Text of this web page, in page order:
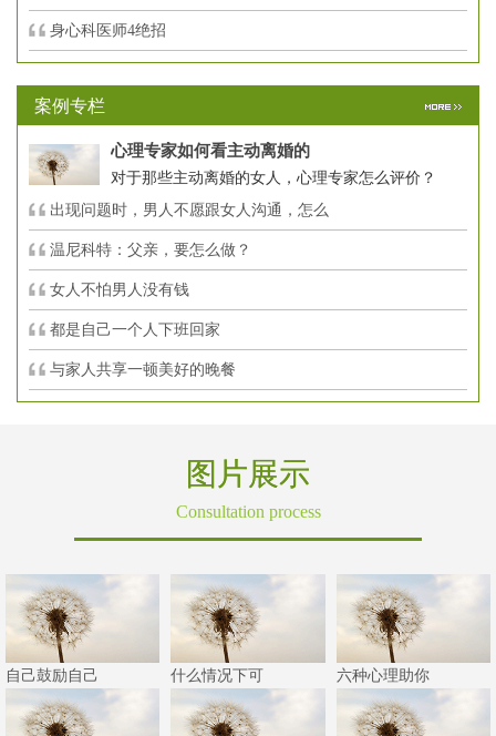
身心科医师4绝招
案例专栏
心理专家如何看主动离婚的
对于那些主动离婚的女人，心理专家怎么评价？
出现问题时，男人不愿跟女人沟通，怎么
温尼科特：父亲，要怎么做？
女人不怕男人没有钱
都是自己一个人下班回家
与家人共享一顿美好的晚餐
图片展示
Consultation process
自己鼓励自己 什么情况下可 六种心理助你